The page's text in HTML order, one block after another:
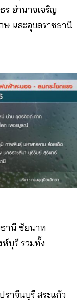
ร อำนาจเจริญ
ษ และอุบลราชธานี
านี ชัยนาท
บุรี รวมทั้ง
าจีนบุรี สระแก้ว